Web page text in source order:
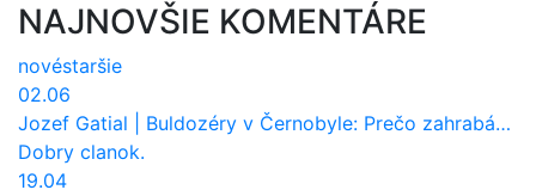
NAJNOVŠIE KOMENTÁRE
novéstaršie
02.06
Jozef Gatial
Buldozéry v Černobyle: Prečo zahrabávali Červený les pod zem?
Dobry clanok.
19.04